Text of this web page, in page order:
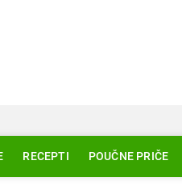
RECEPTI POUČNE PRIČE